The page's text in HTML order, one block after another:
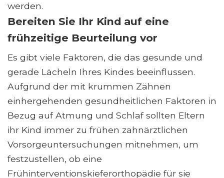
werden.
Bereiten Sie Ihr Kind auf eine
frühzeitige Beurteilung vor
Es gibt viele Faktoren, die das gesunde und
gerade Lächeln Ihres Kindes beeinflussen.
Aufgrund der mit krummen Zähnen
einhergehenden gesundheitlichen Faktoren in
Bezug auf Atmung und Schlaf sollten Eltern
ihr Kind immer zu frühen zahnärztlichen
Vorsorgeuntersuchungen mitnehmen, um
festzustellen, ob eine
Frühinterventionskieferorthopädie für sie